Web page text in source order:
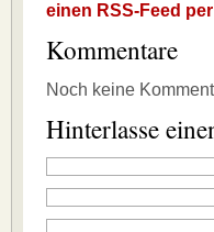
einen RSS-Feed
Kommentare
Noch keine
Hinterlasse